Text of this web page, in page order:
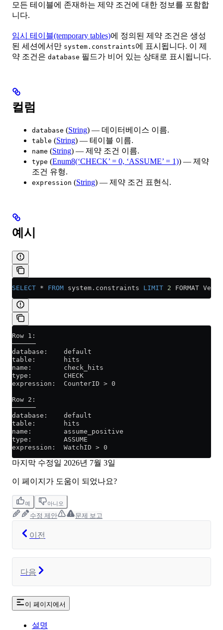
모든 테이블에 존재하는 제약 조건에 대한 정보를 포함합
니다.
임시 테이블(temporary tables)에 정의된 제약 조건은 생성
된 세션에서만 system.constraints에 표시됩니다. 이 제
약 조건은 database 필드가 비어 있는 상태로 표시됩니다.
컬럼
database (String) — 데이터베이스 이름.
table (String) — 테이블 이름.
name (String) — 제약 조건 이름.
type (Enum8(‘CHECK’ = 0, ‘ASSUME’ = 1)) — 제약
조건 유형.
expression (String) — 제약 조건 표현식.
예시
SELECT * FROM system . constraints LIMIT 2 FORMAT
Row 1:
──────
database:    default
table:       hits
name:        check_hits
type:        CHECK
expression:  CounterID > 0
Row 2:
──────
database:    default
table:       hits
name:        assume_positive
type:        ASSUME
expression:  WatchID > 0
마지막 수정일 2026년 7월 3일
이 페이지가 도움이 되었나요?
예 아니오
수정 제안 문제 보고
이전
다음
이 페이지에서
설명